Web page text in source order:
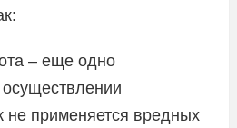
– еще одно
не применяется вредных